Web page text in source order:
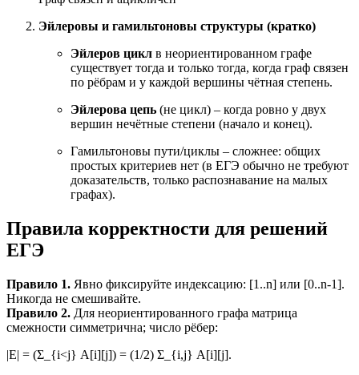
Эйлеровы и гамильтоновы структуры (кратко)
Эйлеров цикл в неориентированном графе
существует тогда и только тогда, когда граф связен
по рёбрам и у каждой вершины чётная степень.
Эйлерова цепь (не цикл) – когда ровно у двух
вершин нечётные степени (начало и конец).
Гамильтоновы пути/циклы – сложнее: общих
простых критериев нет (в ЕГЭ обычно не требуют
доказательств, только распознавание на малых
графах).
Правила корректности для решений
ЕГЭ
Правило 1. Явно фиксируйте индексацию: [1..n] или [0..n-1].
Никогда не смешивайте.
Правило 2. Для неориентированного графа матрица
смежности симметрична; число рёбер:
|E| = (Σ_{i<j} A[i][j]) = (1/2) Σ_{i,j} A[i][j].